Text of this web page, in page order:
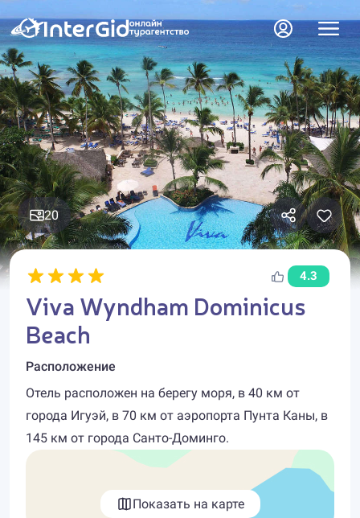
20
4.3
Viva Wyndham Dominicus
Beach
Расположение
Отель расположен на берегу моря, в 40 км от
города Игуэй, в 70 км от аэропорта Пунта Каны, в
145 км от города Санто-Доминго.
Показать на карте